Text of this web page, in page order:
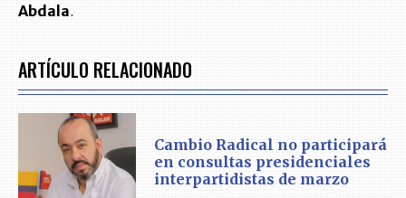
Abdala.
ARTÍCULO RELACIONADO
Cambio Radical no participará
en consultas presidenciales
interpartidistas de marzo